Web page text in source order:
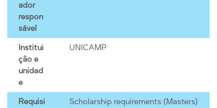
ador
respon
sável
Institui
ção e
unidad
e
UNICAMP
Requisi
Scholarship requirements (Masters)